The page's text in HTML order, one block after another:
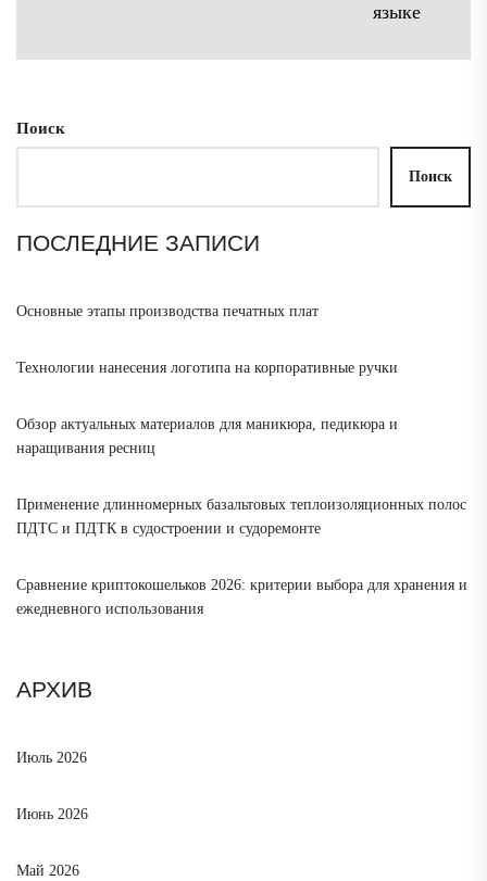
языке
Поиск
Поиск
ПОСЛЕДНИЕ ЗАПИСИ
Основные этапы производства печатных плат
Технологии нанесения логотипа на корпоративные ручки
Обзор актуальных материалов для маникюра, педикюра и
наращивания ресниц
Применение длинномерных базальтовых теплоизоляционных полос
ПДТС и ПДТК в судостроении и судоремонте
Сравнение криптокошельков 2026: критерии выбора для хранения и
ежедневного использования
АРХИВ
Июль 2026
Июнь 2026
Май 2026